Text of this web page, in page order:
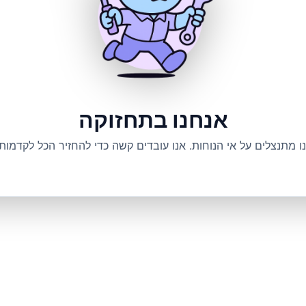
אנחנו בתחזוקה
מתנצלים על אי הנוחות. אנו עובדים קשה כדי להחזיר הכל